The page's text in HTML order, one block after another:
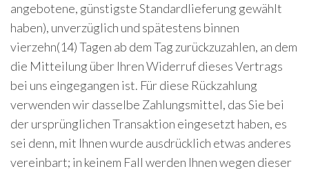
angebotene, günstigste Standardlieferung gewählt
haben), unverzüglich und spätestens binnen
vierzehn(14) Tagen ab dem Tag zurückzuzahlen, an dem
die Mitteilung über Ihren Widerruf dieses Vertrags
bei uns eingegangen ist. Für diese Rückzahlung
verwenden wir dasselbe Zahlungsmittel, das Sie bei
der ursprünglichen Transaktion eingesetzt haben, es
sei denn, mit Ihnen wurde ausdrücklich etwas anderes
vereinbart; in keinem Fall werden Ihnen wegen dieser